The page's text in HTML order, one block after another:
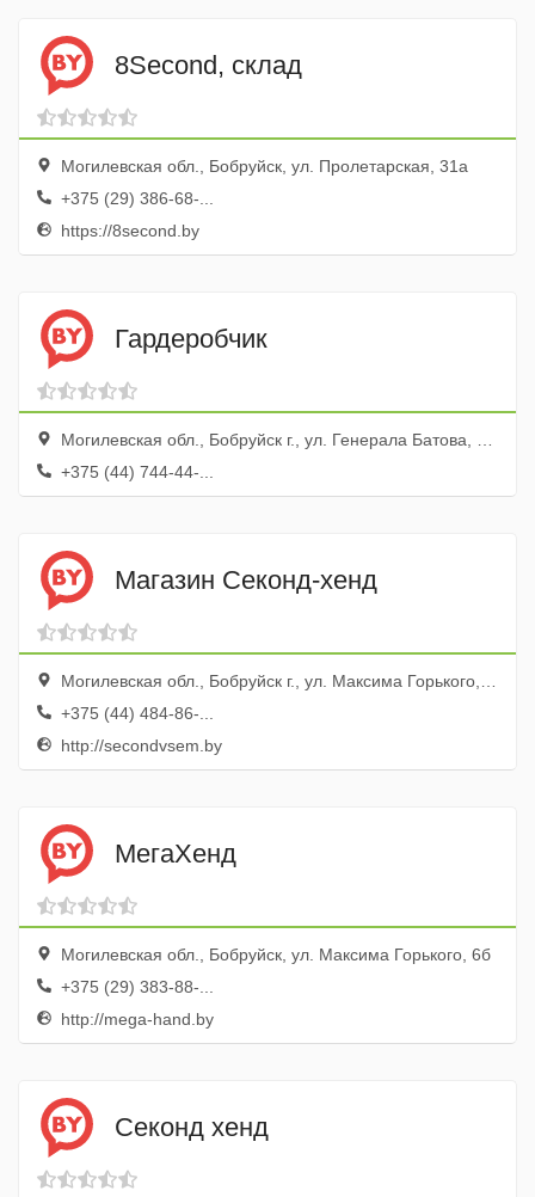
8Second, склад
Могилевская обл., Бобруйск, ул. Пролетарская, 31а
+375 (29) 386-68-...
https://8second.by
Гардеробчик
Могилевская обл., Бобруйск г., ул. Генерала Батова, 19а
+375 (44) 744-44-...
Магазин Секонд-хенд
Могилевская обл., Бобруйск г., ул. Максима Горького, 38а
+375 (44) 484-86-...
http://secondvsem.by
МегаХенд
Могилевская обл., Бобруйск, ул. Максима Горького, 6б
+375 (29) 383-88-...
http://mega-hand.by
Секонд хенд